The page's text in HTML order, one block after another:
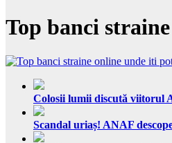
Top banci
Colosii lumii discută viitorul
Scandal uriaș! ANAF